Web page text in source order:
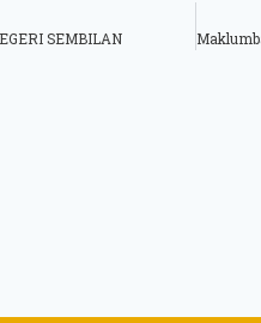
SEMBILAN